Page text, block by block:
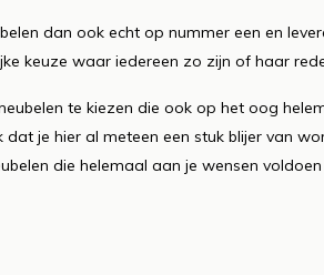
dan ook echt op nummer een en
keuze waar iedereen zo zijn of haar
te kiezen die ook op het oog
je hier al meteen een stuk blijer van
die helemaal aan je wensen